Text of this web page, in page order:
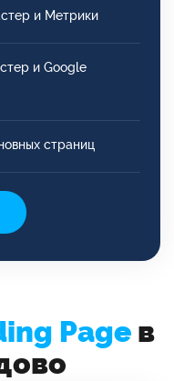
и Метрики
и Google
страниц
Pageв